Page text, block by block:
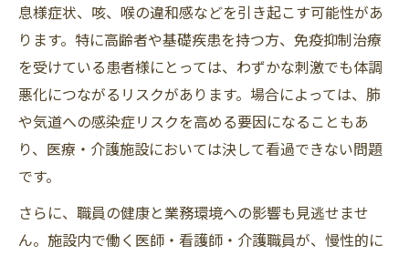
息様症状、咳、喉の違和感などを引き起こす可能性があ
ります。特に高齢者や基礎疾患を持つ方、免疫抑制治療
を受けている患者様にとっては、わずかな刺激でも体調
悪化につながるリスクがあります。場合によっては、肺
や気道への感染症リスクを高める要因になることもあ
り、医療・介護施設においては決して看過できない問題
です。
さらに、職員の健康と業務環境への影響も見逃せませ
ん。施設内で働く医師・看護師・介護職員が、慢性的に